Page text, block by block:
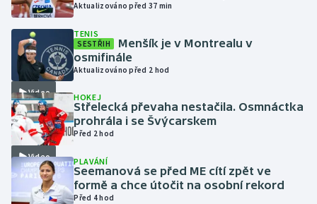
Jezdectví
Judo
Krasobruslení
Lezení
Lyže a snowboard
Moderní pětiboj
Aktualizováno před 37 min
Video
TENIS
SESTŘIH
Menšík je v Montrealu v
osmifinále
Aktualizováno před 2 hod
Video
HOKEJ
Střelecká převaha nestačila. Osmnáctka
prohrála i se Švýcarskem
Před 2 hod
PLAVÁNÍ
Seemanová se před ME cítí zpět ve
formě a chce útočit na osobní rekord
Před 4 hod